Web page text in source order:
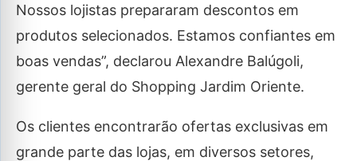
Nossos lojistas prepararam descontos em
produtos selecionados. Estamos confiantes em
boas vendas”, declarou Alexandre Balúgoli,
gerente geral do Shopping Jardim Oriente.
Os clientes encontrarão ofertas exclusivas em
grande parte das lojas, em diversos setores,